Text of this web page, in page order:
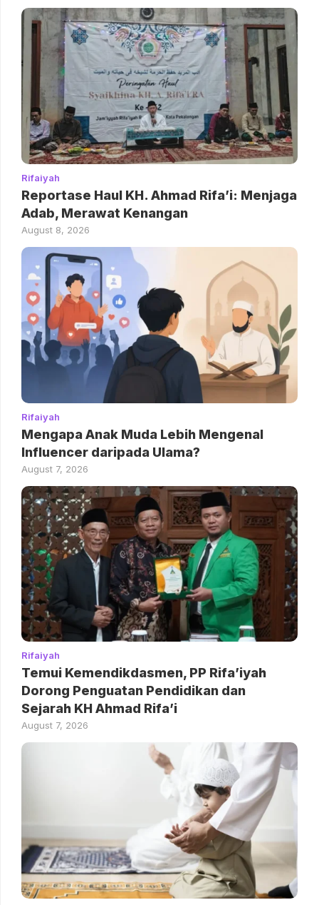
Rifaiyah
Reportase Haul KH. Ahmad Rifa’i: Menjaga
Adab, Merawat Kenangan
August 8, 2026
Rifaiyah
Mengapa Anak Muda Lebih Mengenal
Influencer daripada Ulama?
August 7, 2026
Rifaiyah
Temui Kemendikdasmen, PP Rifa’iyah
Dorong Penguatan Pendidikan dan
Sejarah KH Ahmad Rifa’i
August 7, 2026